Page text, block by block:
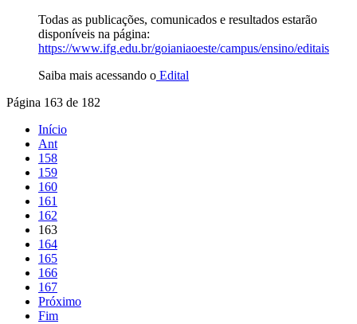
Todas as publicações, comunicados e resultados estarão
disponíveis na página:
https://www.ifg.edu.br/goianiaoeste/campus/ensino/editais
Saiba mais acessando o Edital
Página 163 de 182
Início
Ant
158
159
160
161
162
163
164
165
166
167
Próximo
Fim